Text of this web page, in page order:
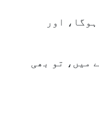
جانور میں شریک ہوں تو فی کس 3.5 حصہ ہوگا، اور
میں، تو بھی